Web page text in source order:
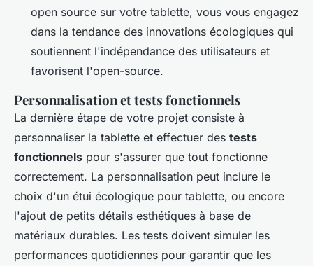
open source sur votre tablette, vous vous engagez
dans la tendance des innovations écologiques qui
soutiennent l'indépendance des utilisateurs et
favorisent l'open-source.
Personnalisation et tests fonctionnels
La dernière étape de votre projet consiste à
personnaliser la tablette et effectuer des tests
fonctionnels pour s'assurer que tout fonctionne
correctement. La personnalisation peut inclure le
choix d'un étui écologique pour tablette, ou encore
l'ajout de petits détails esthétiques à base de
matériaux durables. Les tests doivent simuler les
performances quotidiennes pour garantir que les